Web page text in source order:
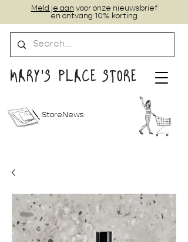
MARY'S PLACE STORE
StoreNews
Meld je aan voor onze nieuwsbrief
en ontvang 10% korting